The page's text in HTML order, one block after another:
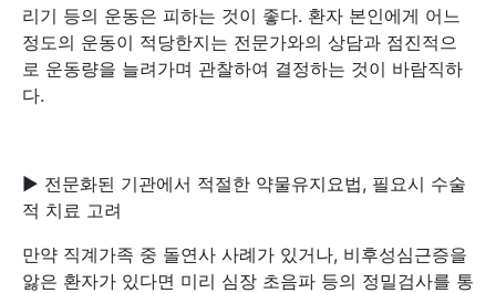
리기 등의 운동은 피하는 것이 좋다. 환자 본인에게 어느
정도의 운동이 적당한지는 전문가와의 상담과 점진적으
로 운동량을 늘려가며 관찰하여 결정하는 것이 바람직하
다.
▶ 전문화된 기관에서 적절한 약물유지요법, 필요시 수술
적 치료 고려
만약 직계가족 중 돌연사 사례가 있거나, 비후성심근증을
앓은 환자가 있다면 미리 심장 초음파 등의 정밀검사를 통